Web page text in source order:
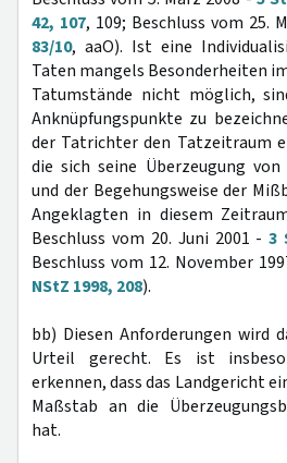
42, 107, 109; Beschluss vom 25.
83/10, aaO). Ist eine
Taten mangels Besonderheiten
Tatumstände nicht möglich,
Anknüpfungspunkte zu
der Tatrichter den Tatzeitraum
die sich seine Überzeugung
und der Begehungsweise der
Angeklagten in diesem
Beschluss vom 20. Juni 2001 -3
Beschluss vom 12. November
NStZ 1998, 208).
bb) Diesen Anforderungen wird
Urteil gerecht. Es ist
erkennen, dass das Landgericht
Maßstab an die
hat.